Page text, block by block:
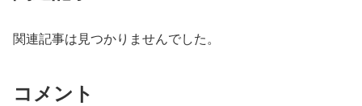
関連記事は見つかりませんでした。
コメント